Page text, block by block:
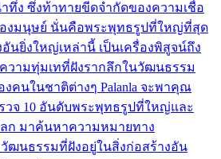
ทึ่ง ซึ่งท้าทายขีดจำกัดของความเชื่อ
องมนุษย์ นั่นคือพระพุทธรูปที่ใหญ่ที่สุด
นยิ่งใหญ่เหล่านี้ เป็นเครื่องพิสูจน์ถึง
วามทุ่มเทที่ฝังรากลึกในวัฒนธรรม
นในชาติต่างๆ Palanla จะพาคุณ
วจ 10 อันดับพระพุทธรูปที่ใหญ่และ
ก มาค้นหาความหมายทาง
ฒนธรรมที่ฝังอยู่ในสิ่งก่อสร้างอัน